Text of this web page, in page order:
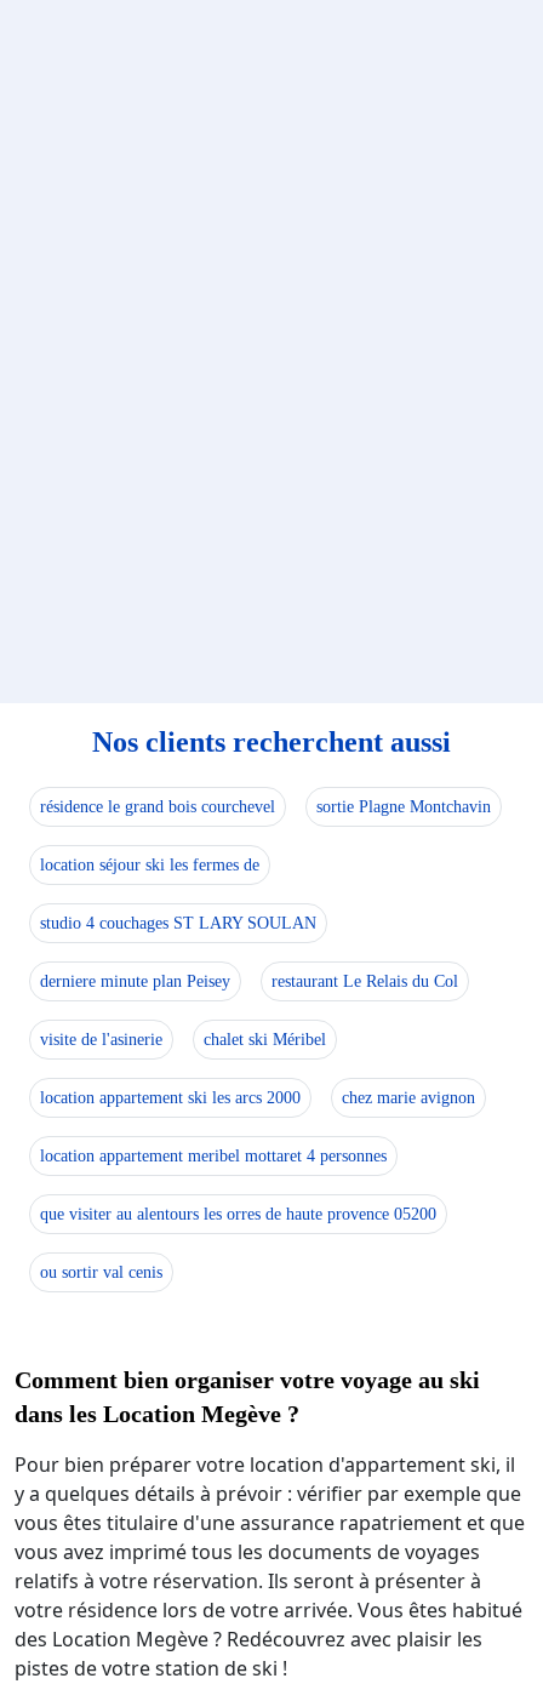
Nos clients recherchent aussi
résidence le grand bois courchevel sortie Plagne Montchavin
location séjour ski les fermes de
studio 4 couchages ST LARY SOULAN
derniere minute plan Peisey restaurant Le Relais du Col
visite de l'asinerie chalet ski Méribel
location appartement ski les arcs 2000 chez marie avignon
location appartement meribel mottaret 4 personnes
que visiter au alentours les orres de haute provence 05200
ou sortir val cenis
Comment bien organiser votre voyage au ski
dans les Location Megève ?
Pour bien préparer votre location d'appartement ski, il
y a quelques détails à prévoir : vérifier par exemple que
vous êtes titulaire d'une assurance rapatriement et que
vous avez imprimé tous les documents de voyages
relatifs à votre réservation. Ils seront à présenter à
votre résidence lors de votre arrivée. Vous êtes habitué
des Location Megève ? Redécouvrez avec plaisir les
pistes de votre station de ski !